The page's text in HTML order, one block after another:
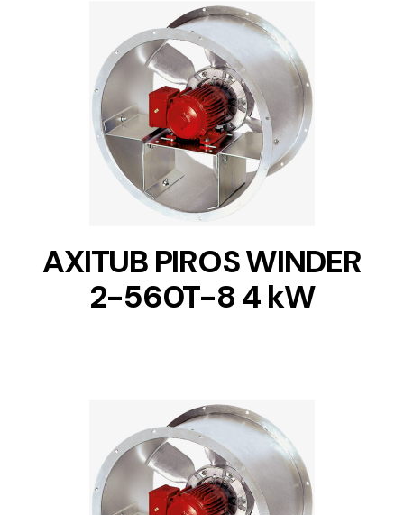
DETAILS
AXITUB PIROS WINDER
2-560T-8 4 kW